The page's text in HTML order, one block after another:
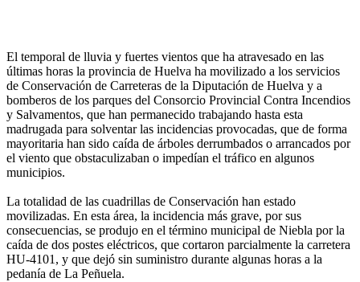
El temporal de lluvia y fuertes vientos que ha atravesado en las
últimas horas la provincia de Huelva ha movilizado a los servicios
de Conservación de Carreteras de la Diputación de Huelva y a
bomberos de los parques del Consorcio Provincial Contra Incendios
y Salvamentos, que han permanecido trabajando hasta esta
madrugada para solventar las incidencias provocadas, que de forma
mayoritaria han sido caída de árboles derrumbados o arrancados por
el viento que obstaculizaban o impedían el tráfico en algunos
municipios.
La totalidad de las cuadrillas de Conservación han estado
movilizadas. En esta área, la incidencia más grave, por sus
consecuencias, se produjo en el término municipal de Niebla por la
caída de dos postes eléctricos, que cortaron parcialmente la carretera
HU-4101, y que dejó sin suministro durante algunas horas a la
pedanía de La Peñuela.